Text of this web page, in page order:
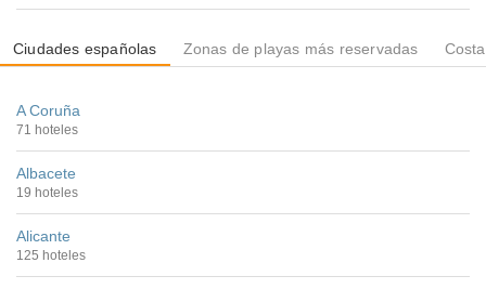
Ciudades españolas Zonas de playas más reservadas
A Coruña
71 hoteles
Albacete
19 hoteles
Alicante
125 hoteles